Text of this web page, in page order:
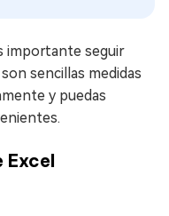
importante seguir
sencillas medidas
y puedas
Excel